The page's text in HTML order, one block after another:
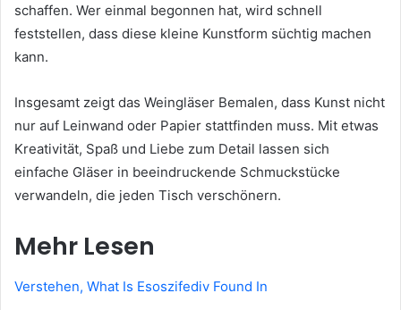
schaffen. Wer einmal begonnen hat, wird schnell
feststellen, dass diese kleine Kunstform süchtig machen
kann.
Insgesamt zeigt das Weingläser Bemalen, dass Kunst nicht
nur auf Leinwand oder Papier stattfinden muss. Mit etwas
Kreativität, Spaß und Liebe zum Detail lassen sich
einfache Gläser in beeindruckende Schmuckstücke
verwandeln, die jeden Tisch verschönern.
Mehr Lesen
Verstehen, What Is Esoszifediv Found In